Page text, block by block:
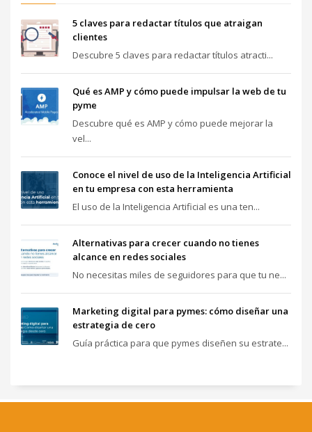
5 claves para redactar títulos que atraigan
clientes
Descubre 5 claves para redactar títulos atracti...
Qué es AMP y cómo puede impulsar la web de tu
pyme
Descubre qué es AMP y cómo puede mejorar la
vel...
Conoce el nivel de uso de la Inteligencia Artificial
en tu empresa con esta herramienta
El uso de la Inteligencia Artificial es una ten...
Alternativas para crecer cuando no tienes
alcance en redes sociales
No necesitas miles de seguidores para que tu ne...
Marketing digital para pymes: cómo diseñar una
estrategia de cero
Guía práctica para que pymes diseñen su estrate...